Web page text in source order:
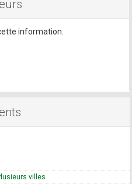
information.
villes